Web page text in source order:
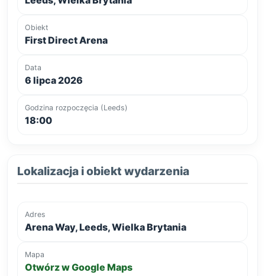
Obiekt
First Direct Arena
Data
6 lipca 2026
Godzina rozpoczęcia (Leeds)
18:00
Lokalizacja i obiekt wydarzenia
Adres
Arena Way, Leeds, Wielka Brytania
Mapa
Otwórz w Google Maps